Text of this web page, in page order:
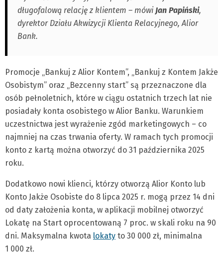
długofalową relację z klientem – mówiJan Papiński,
dyrektor Działu Akwizycji Klienta Relacyjnego, Alior
Bank.
Promocje „Bankuj z Alior Kontem”, „Bankuj z Kontem Jakże
Osobistym” oraz „Bezcenny start” są przeznaczone dla
osób pełnoletnich, które w ciągu ostatnich trzech lat nie
posiadały konta osobistego w Alior Banku. Warunkiem
uczestnictwa jest wyrażenie zgód marketingowych – co
najmniej na czas trwania oferty. W ramach tych promocji
konto z kartą można otworzyć do 31 października 2025
roku.
Dodatkowo nowi klienci, którzy otworzą Alior Konto lub
Konto Jakże Osobiste do 8 lipca 2025 r. mogą przez 14 dni
od daty założenia konta, w aplikacji mobilnej otworzyć
Lokatę na Start oprocentowaną 7 proc. w skali roku na 90
dni. Maksymalna kwota lokaty to 30 000 zł, minimalna
1 000 zł.